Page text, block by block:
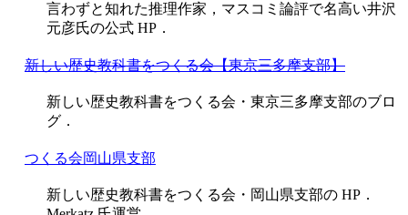
言わずと知れた推理作家，マスコミ論評で名高い井沢
元彦氏の公式 HP．
新しい歴史教科書をつくる会【東京三多摩支部】
新しい歴史教科書をつくる会・東京三多摩支部のブロ
グ．
つくる会岡山県支部
新しい歴史教科書をつくる会・岡山県支部の HP．